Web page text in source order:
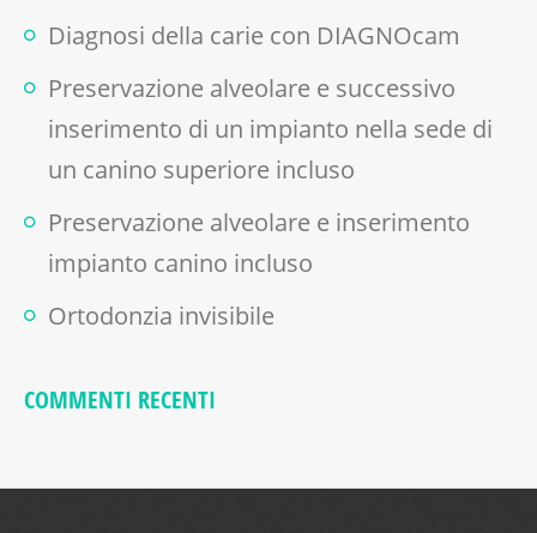
Diagnosi della carie con DIAGNOcam
Preservazione alveolare e successivo
inserimento di un impianto nella sede di
un canino superiore incluso
Preservazione alveolare e inserimento
impianto canino incluso
Ortodonzia invisibile
COMMENTI RECENTI